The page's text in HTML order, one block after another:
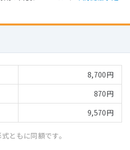
8,700円
870円
9,570円
ともに同額です。